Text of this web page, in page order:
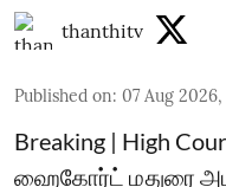
thanthitv
Published on: 07 Aug 2026,
Breaking | High
ஹைகோர்ட் மதுரை